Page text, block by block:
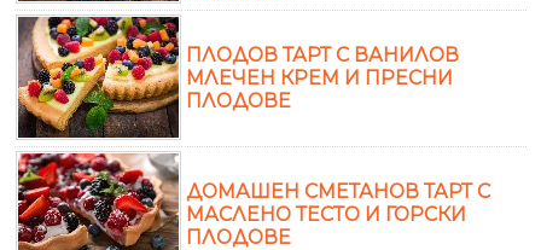
ПЛОДОВ ТАРТ С ВАНИЛОВ
МЛЕЧЕН КРЕМ И ПРЕСНИ
ПЛОДОВЕ
ДОМАШЕН СМЕТАНОВ ТАРТ С
МАСЛЕНО ТЕСТО И ГОРСКИ
ПЛОДОВЕ